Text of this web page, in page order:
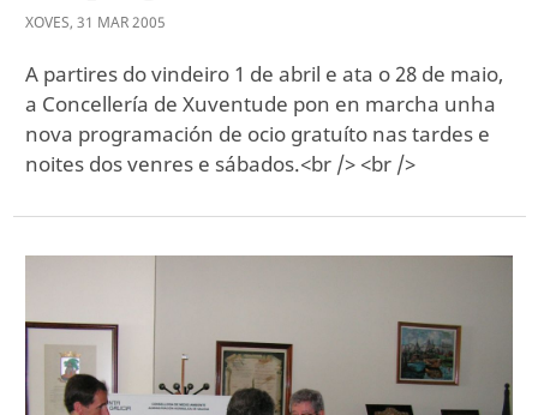
XOVES, 31 MAR2005
A partires do vindeiro 1 de abril e ata o 28 de maio,
a Concellería de Xuventude pon en marcha unha
nova programación de ocio gratuíto nas tardes e
noites dos venres e sábados.<br /> <br />